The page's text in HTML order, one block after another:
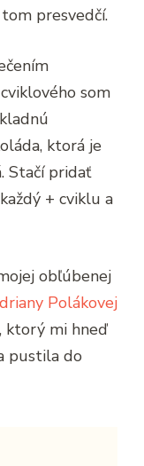
presvedčí.
som
ktorá je
Stačí pridať
+ cviklu a
obľúbenej
Polákovej
, ktorý mi hneď
pustila do